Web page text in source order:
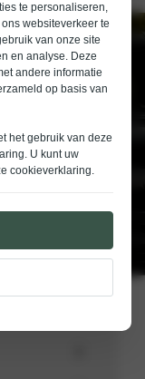
te personaliseren,
websiteverkeer te
van onze site
en analyse. Deze
andere informatie
op basis van
het gebruik van deze
. U kunt uw
cookieverklaring.